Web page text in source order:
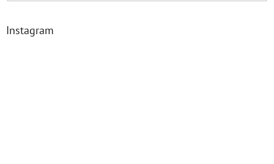
Instagram